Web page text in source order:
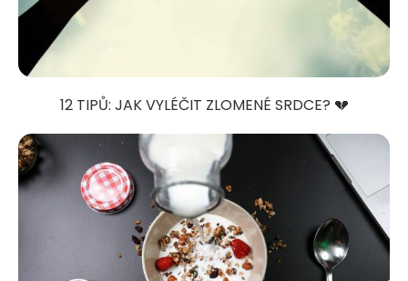
12 TIPŮ: JAK VYLÉČIT ZLOMENÉ SRDCE? 💔